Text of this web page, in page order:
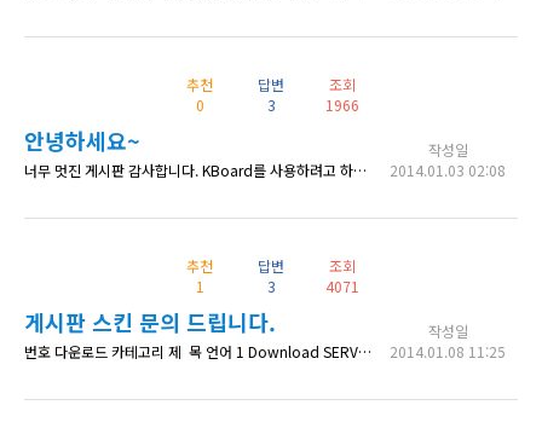
추천
0
답변
3
조회
1966
안녕하세요~
너무 멋진 게시판 감사합니다. KBoard를 사용하려고 하는데 문제가 생겼습니다. 총 1페이지로 된 싸이트를 만들었는데 (유료테마를 사용해서) 게시판의 목록보기, 글쓰기 등을 누르면 페이지의 맨 첫부분으로 링크가 되어버립니다. 게시판이 속해있는 커뮤니티부분은 맨 아래부분인데 말이죠. 이부분을 수정할 수 있는 방법이 없을까요? 홈페이지 주소 올립니다. 디자인이나 효용이나 정말 최고의 게시판인듯 한데, 제 실력부족으로 제대
작성일
2014.01.03 02:08
추천
1
답변
3
조회
4071
게시판 스킨 문의 드립니다.
번호 다운로드 카테고리 제 목 언어 1 Download SERVO J4-W 메뉴얼 ENG 2 Download GOT GT Designer3 Version1 화면 설계 메뉴얼 KOR 3 Download INVERTER D700 시리즈(응용) ENG 위 방식처럼 KBoard 게시판을 다운로드 형식으로 운영하고 싶습니다. 다
작성일
2014.01.08 11:25